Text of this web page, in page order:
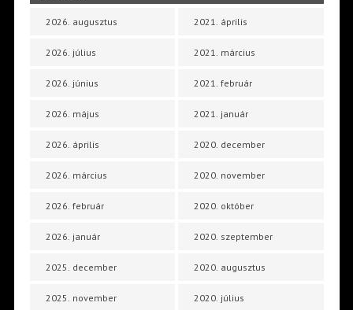
2026. augusztus
2026. július
2026. június
2026. május
2026. április
2026. március
2026. február
2026. január
2025. december
2025. november
2021. április
2021. március
2021. február
2021. január
2020. december
2020. november
2020. október
2020. szeptember
2020. augusztus
2020. július